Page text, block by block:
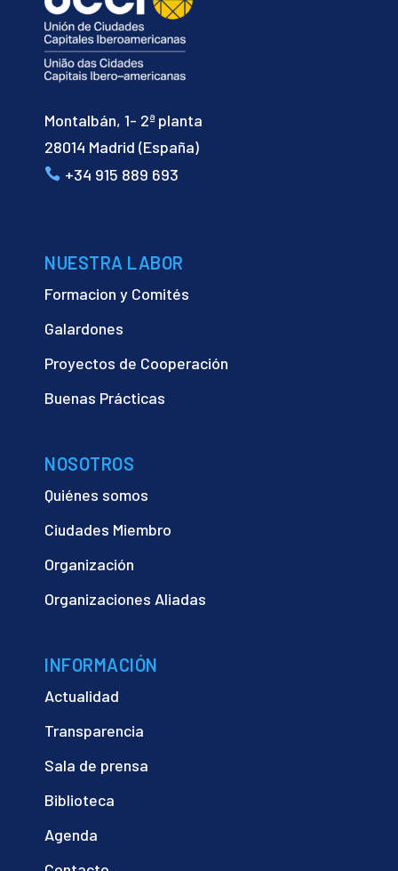
Montalbán, 1- 2ª planta
28014 Madrid (España)
+34 915 889 693
NUESTRA LABOR
Formacion y Comités
Galardones
Proyectos de Cooperación
Buenas Prácticas
NOSOTROS
Quiénes somos
Ciudades Miembro
Organización
Organizaciones Aliadas
INFORMACIÓN
Actualidad
Transparencia
Sala de prensa
Biblioteca
Agenda